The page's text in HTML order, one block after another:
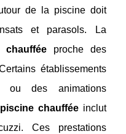
de la piscine doit
et parasols. La
chauffée proche des
établissements
ou des animations
chaufféeinclut
Ces prestations